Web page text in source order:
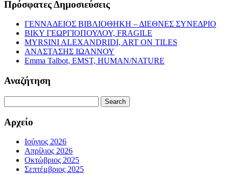
Πρόσφατες Δημοσιεύσεις
ΓΕΝΝΑΔΕΙΟΣ ΒΙΒΛΙΟΘΗΚΗ – ΔΙΕΘΝΕΣ ΣΥΝΕΔΡΙΟ
ΒΙΚΥ ΓΕΩΡΓΙΟΠΟΥΛΟΥ, FRAGILE
MYRSINI ALEXANDRIDI, ART ON TILES
ΑΝΑΣΤΑΣΗΣ ΙΩΑΝΝΟΥ
Emma Talbot, EMST, HUMAN/NATURE
Αναζήτηση
for:
Αρχείο
Ιούνιος 2026
Απρίλιος 2026
Οκτώβριος 2025
Σεπτέμβριος 2025